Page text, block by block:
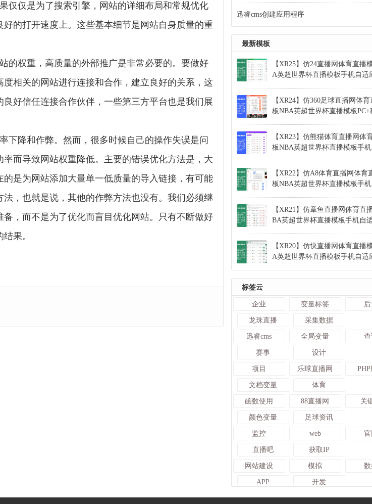
仅仅是为了搜索引擎，网站的详细布局和常规优化
的打开速度上。这些基本细节是网站自身质量的重
的权重，高质量的外部推广是非常必要的。要做好
相关的网站进行连接和合作，建立良好的关系，这
好信任连接合作伙伴，一些第三方平台也是我们展
下降和作弊。然而，很多时候自己的操作失误是问
而导致网站权重降低。主要的错误优化方法是，大
是为网站添加大量单一低质量的导入链接，有可能
，也就是说，其他的作弊方法也没有。我们必须继
，而不是为了优化而盲目优化网站。只有不断做好
果。
迅睿cms创建应用程序
最新模板
【XR25】仿24直播网体育直播
A英超世界杯直播模板手机自适
【XR24】仿360足球直播网体
板NBA英超世界杯直播模板PC+
【XR23】仿熊猫体育直播网体
板NBA英超世界杯直播模板手
【XR22】仿A8体育直播网体育
板NBA英超世界杯直播模板手
【XR21】仿章鱼直播网体育直
BA英超世界杯直播模板手机自
【XR20】仿快直播网体育直播
A英超世界杯直播模板手机自适
标签云
企业 变量标签
龙珠直播 采集数据
迅睿cms 全局变量
赛事 设计
项目 乐球直播网
文档变量 体育
函数使用 88直播网 关
颜色变量 足球资讯
监控 web
直播吧 获取IP
网站建设 模拟
APP 开发
修改网站 A8体育